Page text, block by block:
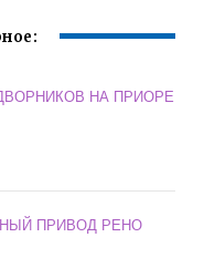
НА ПРИОРЕ
ПРИВОД РЕНО